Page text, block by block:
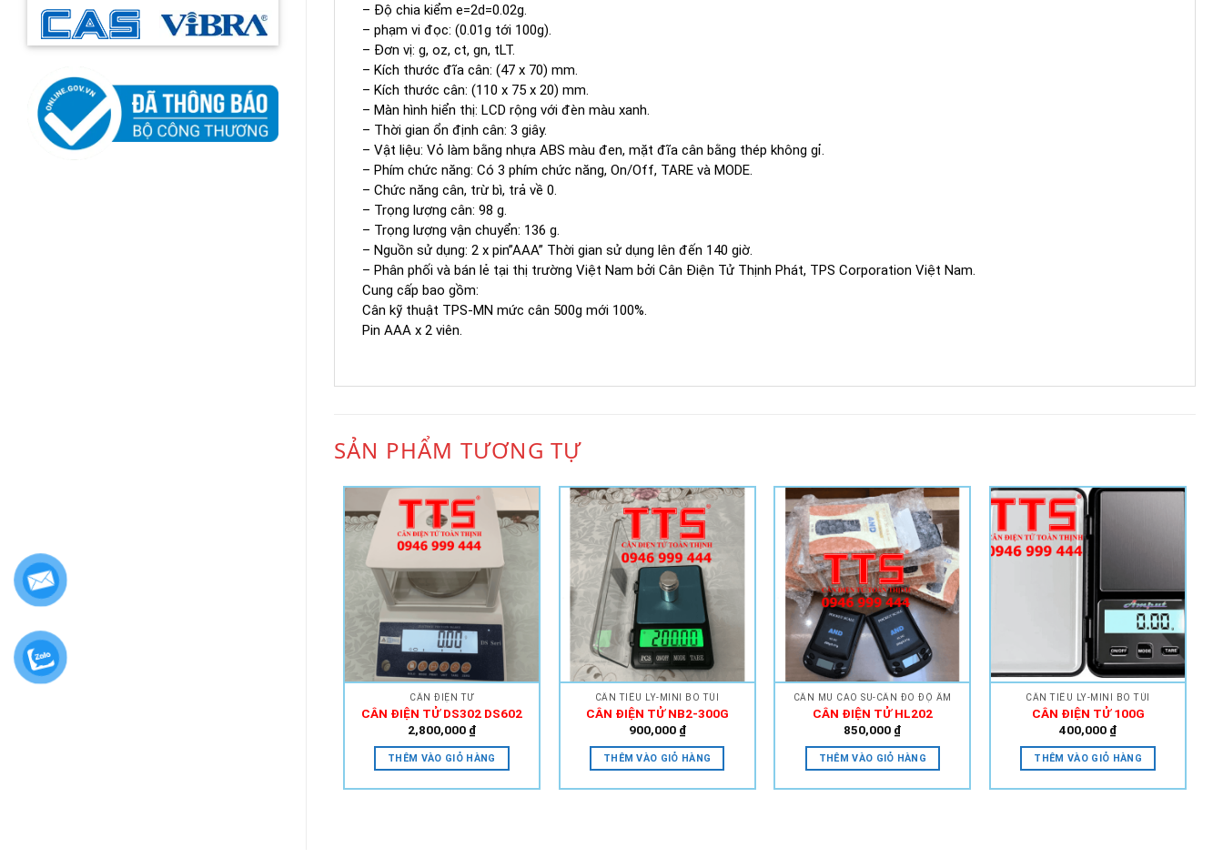
– Độ chia kiểm e=2d=0.02g.
– phạm vi đọc: (0.01g tới 100g).
– Đơn vị: g, oz, ct, gn, tLT.
– Kích thước đĩa cân: (47 x 70) mm.
– Kích thước cân: (110 x 75 x 20) mm.
– Màn hình hiển thị: LCD rộng với đèn màu xanh.
– Thời gian ổn định cân: 3 giây.
– Vật liệu: Vỏ làm bằng nhựa ABS màu đen, mặt đĩa cân bằng thép không gỉ.
– Phím chức năng: Có 3 phím chức năng, On/Off, TARE và MODE.
– Chức năng cân, trừ bì, trả về 0.
– Trọng lượng cân: 98 g.
– Trọng lượng vận chuyển: 136 g.
– Nguồn sử dụng: 2 x pin”AAA” Thời gian sử dụng lên đến 140 giờ.
– Phân phối và bán lẻ tại thị trường Việt Nam bởi Cân Điện Tử Thịnh Phát, TPS Corporation Việt Nam.
Cung cấp bao gồm:
Cân kỹ thuật TPS-MN mức cân 500g mới 100%.
Pin AAA x 2 viên.
SẢN PHẨM TƯƠNG TỰ
Add to
Wishlist
CÂN ĐIỆN TỬ
CÂN ĐIỆN TỬ DS302 DS602
2,800,000 ₫
THÊM VÀO GIỎ HÀNG
Add to
Wishlist
CÂN TIỂU LY-MINI BỎ TÚI
CÂN ĐIỆN TỬ NB2-300G
900,000 ₫
THÊM VÀO GIỎ HÀNG
Add to
Wishlist
CÂN MỦ CAO SU-CÂN ĐO ĐỘ ẨM
CÂN ĐIỆN TỬ HL202
850,000 ₫
THÊM VÀO GIỎ HÀNG
CÂN TIỂU LY-MINI BỎ TÚI
CÂN ĐIỆN TỬ 100G
400,000 ₫
THÊM VÀO GIỎ HÀNG